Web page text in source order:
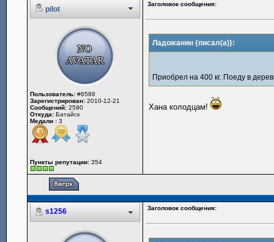
pilot
Заголовок сообщения:
Пользователь: #6588
Зарегистрирован: 2010-12-21
Сообщений: 2590
Откуда: Батайск
Медали : 3
Пункты репутации: 354
Ладожанин {писал(а)}:
Приобрел на 400 кг. Поеду в
Хана колодцам!
s1256 Заголовок сообщения: